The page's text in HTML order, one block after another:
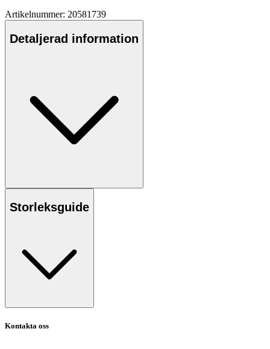
Artikelnummer: 20581739
Detaljerad information
Storleksguide
Kontakta oss